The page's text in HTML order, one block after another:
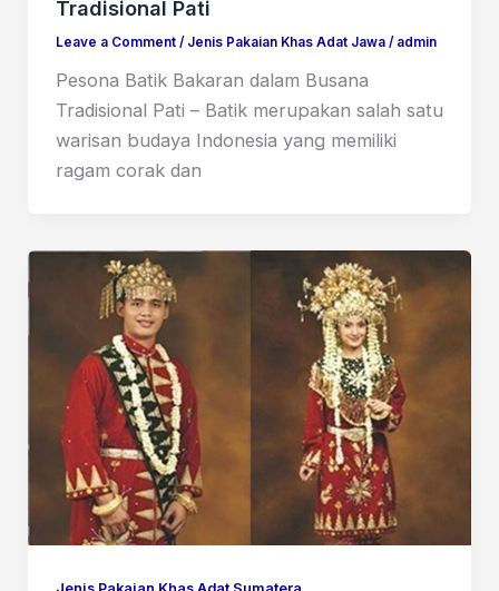
Tradisional Pati
Leave a Comment / Jenis Pakaian Khas Adat Jawa/ admin
Pesona Batik Bakaran dalam Busana
Tradisional Pati – Batik merupakan salah satu
warisan budaya Indonesia yang memiliki
ragam corak dan